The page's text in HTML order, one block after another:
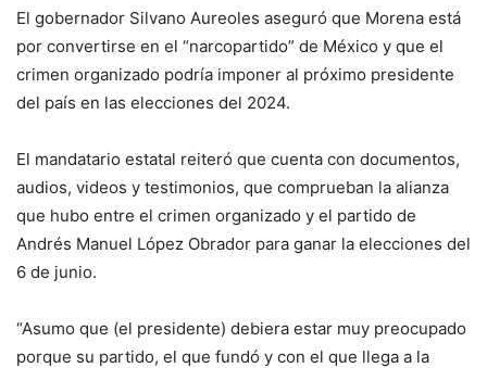
El gobernador Silvano Aureoles aseguró que Morena está
por convertirse en el “narcopartido” de México y que el
crimen organizado podría imponer al próximo presidente
del país en las elecciones del 2024.
El mandatario estatal reiteró que cuenta con documentos,
audios, videos y testimonios, que comprueban la alianza
que hubo entre el crimen organizado y el partido de
Andrés Manuel López Obrador para ganar la elecciones del
6 de junio.
“Asumo que (el presidente) debiera estar muy preocupado
porque su partido, el que fundó y con el que llega a la